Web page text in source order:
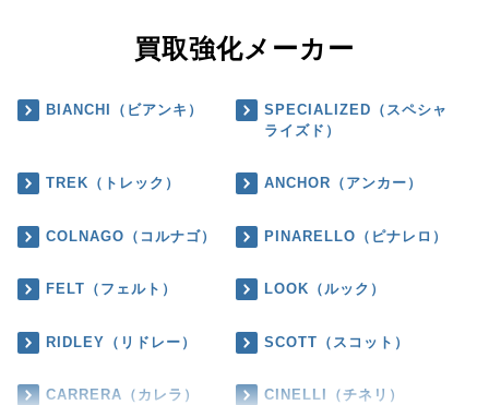
買取強化メーカー
BIANCHI（ビアンキ）
SPECIALIZED（スペシャ
ライズド）
TREK（トレック） ANCHOR（アンカー）
COLNAGO（コルナゴ） PINARELLO（ピナレロ）
FELT（フェルト） LOOK（ルック）
RIDLEY（リドレー） SCOTT（スコット）
CARRERA（カレラ） CINELLI（チネリ）